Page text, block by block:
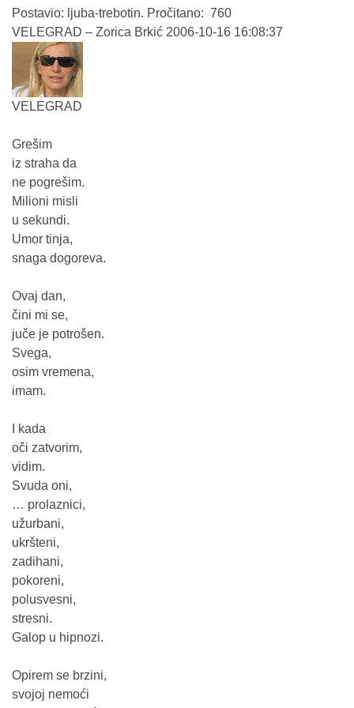
Postavio: ljuba-trebotin. Pročitano: 760
VELEGRAD – Zorica Brkić 2006-10-16 16:08:37
VELEGRAD
Grešim
iz straha da
ne pogrešim.
Milioni misli
u sekundi.
Umor tinja,
snaga dogoreva.
Ovaj dan,
čini mi se,
juče je potrošen.
Svega,
osim vremena,
imam.
I kada
oči zatvorim,
vidim.
Svuda oni,
… prolaznici,
užurbani,
ukršteni,
zadihani,
pokoreni,
polusvesni,
stresni.
Galop u hipnozi.
Opirem se brzini,
svojoj nemoći